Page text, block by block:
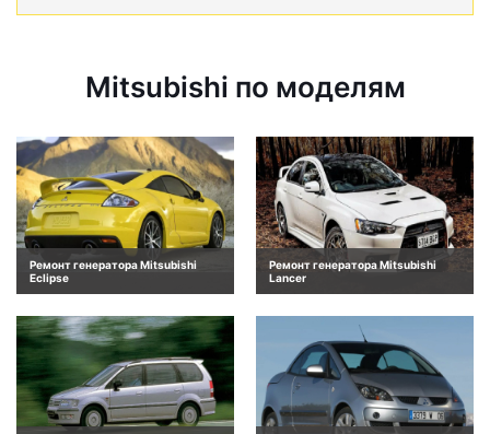
Mitsubishi по моделям
Ремонт генератора Mitsubishi
Eclipse
Ремонт генератора Mitsubishi
Lancer